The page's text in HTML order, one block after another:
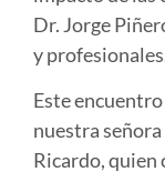
Dr. Jorge
y
Este
nuestra
Ricardo, quien